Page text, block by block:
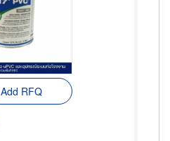
Add RFQ